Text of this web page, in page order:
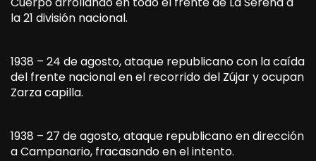
la 21 división nacional.
1938 – 24 de agosto, ataque republicano con la caída
del frente nacional en el recorrido del Zújar y ocupan
Zarza capilla.
1938 – 27 de agosto, ataque republicano en dirección
a Campanario, fracasando en el intento.